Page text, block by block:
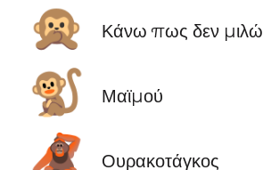
🙊 Κάνω πως δεν μιλώ
🐒 Μαϊμού
🦧 Ουρακοτάγκος